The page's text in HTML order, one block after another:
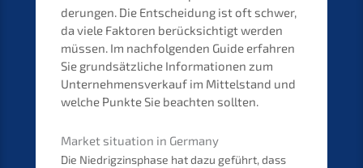
de­run­gen. Die Entschei­dung ist oft schwer,
da viele Fakto­ren berück­sich­tigt werden
müssen. Im nachfol­gen­den Guide erfah­ren
Sie grund­sätz­li­che Infor­ma­tio­nen zum
Unter­nehmens­verkauf im Mittel­stand und
welche Punkte Sie beach­ten sollten.
Market situa­ti­on in Germany
Die Niedrig­zins­pha­se hat dazu geführt, dass